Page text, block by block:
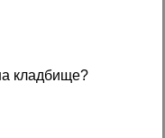
кладбище?